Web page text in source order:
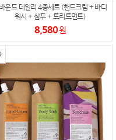
운드 데일리 4종세트 (핸드크림 + 바디
워시 + 샴푸 + 트리트먼트)
8,580원